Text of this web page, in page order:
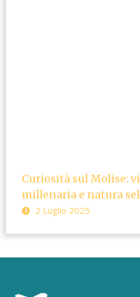
Curiosità sul Molise:
millenaria e natura
2 Luglio 2025